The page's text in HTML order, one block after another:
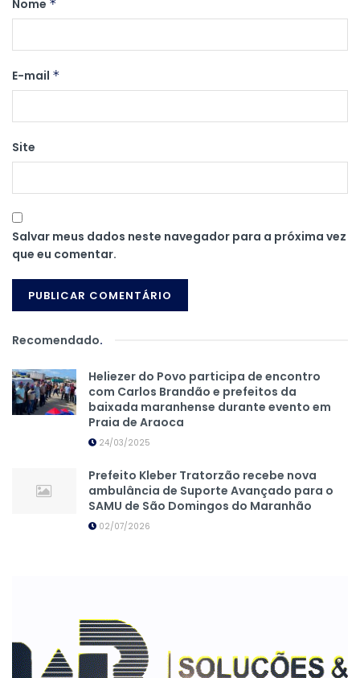
Nome *
E-mail *
Site
Salvar meus dados neste navegador para a próxima vez
que eu comentar.
Recomendado.
Heliezer do Povo participa de encontro
com Carlos Brandão e prefeitos da
baixada maranhense durante evento em
Praia de Araoca
24/03/2025
Prefeito Kleber Tratorzão recebe nova
ambulância de Suporte Avançado para o
SAMU de São Domingos do Maranhão
02/07/2026